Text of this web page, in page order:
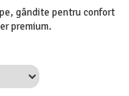
gândite pentru confort
premium.